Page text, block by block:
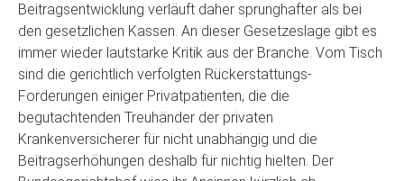
Beitragsentwicklung verläuft daher sprunghafter als bei
den gesetzlichen Kassen. An dieser Gesetzeslage gibt es
immer wieder lautstarke Kritik aus der Branche. Vom Tisch
sind die gerichtlich verfolgten Rückerstattungs-
Forderungen einiger Privatpatienten, die die
begutachtenden Treuhänder der privaten
Krankenversicherer für nicht unabhängig und die
Beitragserhöhungen deshalb für nichtig hielten. Der